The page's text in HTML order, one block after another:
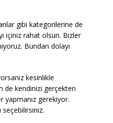
gibi kategorilerine de
içiniz rahat olsun. Bizler
Bundan dolayı
kesinlikle
de kendinizi gerçekten
yapmanız gerekiyor.
seçebilirsiniz.